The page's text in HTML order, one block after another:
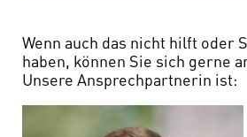
Wenn auch das nicht hilft oder
haben, können Sie sich gerne
Unsere Ansprechpartnerin ist: